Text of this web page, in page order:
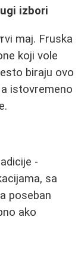
izbori
maj. Fruska
koji vole
biraju ovo
istovremeno
-
sa
poseban
ako